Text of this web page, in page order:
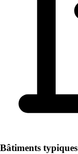
Bâtiments typiques